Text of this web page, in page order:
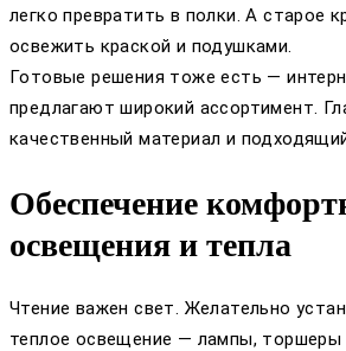
легко превратить в полки. А старое
освежить краской и подушками.
Готовые решения тоже есть —
предлагают широкий ассортимент.
качественный материал и
Обеспечение
освещения и тепла
Чтение важен свет. Желательно
теплое освещение — лампы, торшеры